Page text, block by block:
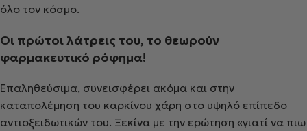
όλο τον κόσμο.
Οι πρώτοι λάτρεις του, το θεωρούν
φαρμακευτικό ρόφημα!
Επαληθεύσιμα, συνεισφέρει ακόμα και στην
καταπολέμηση του καρκίνου χάρη στο υψηλό επίπεδο
αντιοξειδωτικών του. Ξεκίνα με την ερώτηση «γιατί να πιω